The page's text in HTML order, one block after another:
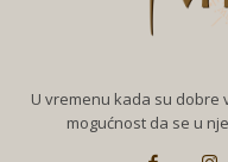
U vremenu kada su dobre
mogućnost da se u